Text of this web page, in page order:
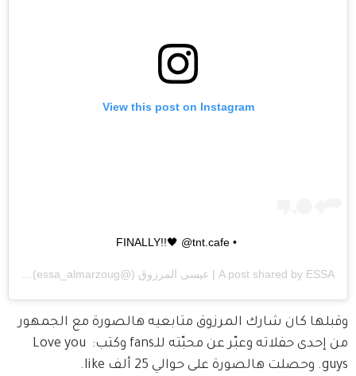
View this post on Instagram
• FINALLY!!🖤 @tnt.cafe
A post shared by ESSA | عيسى المرزوق (@essa_almarzoug) on
PDT
وقبلها كان شارك المرزوق متابعيه هالصورة مع الجمهور
من إحدى حفلاته وعبّر عن محبّته للـfans وكتب: Love you
guys. وحصلت هالصورة على حوالي 25 ألف like.